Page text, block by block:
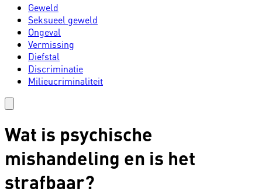
Geweld
Seksueel geweld
Ongeval
Vermissing
Diefstal
Discriminatie
Milieucriminaliteit
Wat is psychische
mishandeling en is het
strafbaar?